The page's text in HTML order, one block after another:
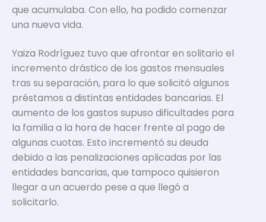
que acumulaba. Con ello, ha podido comenzar
una nueva vida.
Yaiza Rodríguez tuvo que afrontar en solitario el
incremento drástico de los gastos mensuales
tras su separación, para lo que solicitó algunos
préstamos a distintas entidades bancarias. El
aumento de los gastos supuso dificultades para
la familia a la hora de hacer frente al pago de
algunas cuotas. Esto incrementó su deuda
debido a las penalizaciones aplicadas por las
entidades bancarias, que tampoco quisieron
llegar a un acuerdo pese a que llegó a
solicitarlo.